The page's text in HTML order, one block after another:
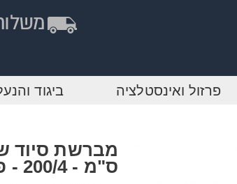
פרזול ואינסטלציה ביגוד
ס"מ - 200/4 - פאר נשר